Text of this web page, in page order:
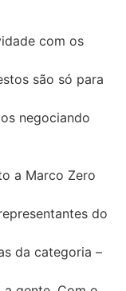
com os
são só para
negociando
a Marco Zero
do
da categoria –